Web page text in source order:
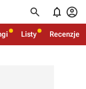
  
Listy Recenzje